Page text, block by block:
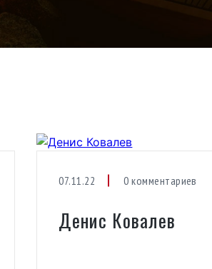
07.11.22 0 комментариев
Денис Ковалев